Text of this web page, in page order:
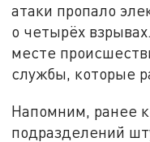
атаки пропало
о четырёх
месте
службы, которые
Напомним, ранее
подразделений